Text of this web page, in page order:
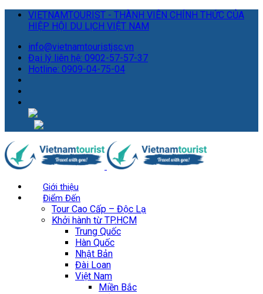
VIETNAMTOURIST - THÀNH VIÊN CHÍNH THỨC CỦA
HIỆP HỘI DU LỊCH VIỆT NAM
info@vietnamtouristjsc.vn
Đại lý liên hệ: 0902-57-57-37
Hotline: 0909-04-75-04
Giới thiệu
Điểm Đến
Tour Cao Cấp – Độc Lạ
Khởi hành từ TP.HCM
Trung Quốc
Hàn Quốc
Nhật Bản
Đài Loan
Việt Nam
Miền Bắc